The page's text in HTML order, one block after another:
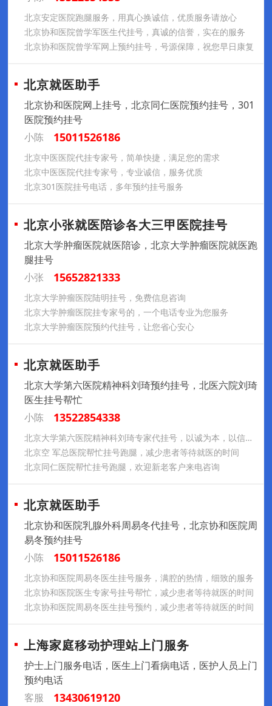
北京安定医院跑腿服务，用真心换诚信，优质服务请放心
北京协和医院曾学军医生代挂号，真诚的信誉，实在的服务
北京协和医院曾学军网上预约挂号，号源保障，祝您早日康复
北京就医助手
北京协和医院网上挂号，北京同仁医院预约挂号，301
医院预约挂号
小陈
15011526186
北京中医医院代挂专家号，简单快捷，满足您的需求
北京中医医院代挂专家号，专业诚信，服务优质
北京301医院挂号电话，多年预约挂号服务
北京小张就医陪诊各大三甲医院挂号
北京大学肿瘤医院就医陪诊，北京大学肿瘤医院就医跑
腿挂号
小张
15652821333
北京大学肿瘤医院陆明挂号，免费信息咨询
北京大学肿瘤医院挂专家号的，一个电话专业为您服务
北京大学肿瘤医院预约代挂号，让您省心安心
北京就医助手
北京大学第六医院精神科刘琦预约挂号，北医六院刘琦
医生挂号帮忙
小陈
13522854338
北京大学第六医院精神科刘琦专家代挂号，以诚为本，以信相守
北京空 军总医院帮忙挂号跑腿，减少患者等待就医的时间
北京同仁医院帮忙挂号跑腿，欢迎新老客户来电咨询
北京就医助手
北京协和医院乳腺外科周易冬代挂号，北京协和医院周
易冬预约挂号
小陈
15011526186
北京协和医院周易冬医生挂号服务，满腔的热情，细致的服务
北京协和医院医生专家号挂号帮忙，减少患者等待就医的时间
北京协和医院周易冬医生挂号预约，减少患者等待就医的时间
上海家庭移动护理站上门服务
护士上门服务电话，医生上门看病电话，医护人员上门
预约电话
客服
13430619120